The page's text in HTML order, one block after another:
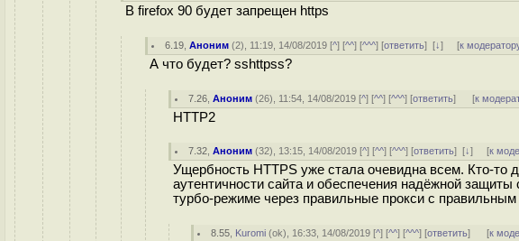
В firefox 90 будет запрещен https
6.19 ,Аноним (2), 11:19, 14/08/2019 [^] [^^] [^^^] [ответить][↓] [к
А что будет? sshttpss?
7.26 ,Аноним (26), 11:54, 14/08/2019 [^] [^^] [^^^] [ответить] [к
HTTP2
7.32 ,Аноним (32), 13:15, 14/08/2019 [^] [^^] [^^^] [ответить][↓] [к
Ущербность HTTPS уже стала очевидна всем. Кто-то
аутентичности сайта и обеспечения надёжной
турбо-режиме через правильные прокси с
8.55 Kuromi (ok), 16:33, 14/08/2019 [^] [^^] [^^^] [ответить] [к